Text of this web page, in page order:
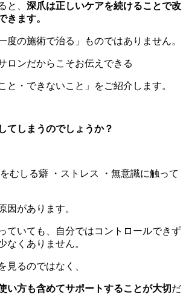
と、 深爪は正しいケアを続けることで改
きます。
度の施術で治る」ものではありません。
ロンだからこそお伝えできる
と・できないこと」をご紹介します。
てしまうのでしょうか？
むしる癖 ・ストレス ・無意識に触って
因があります。
ていても、自分ではコントロールできず
なくありません。
見るのではなく、
い方も含めてサポートすることが大切だ